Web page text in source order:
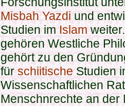
Misbah Yazdiund
Studien imIslam
gehören Westliche
gehört zu den
fürschiitischeStudien
Wissenschaftlichen
Menschnrechte an